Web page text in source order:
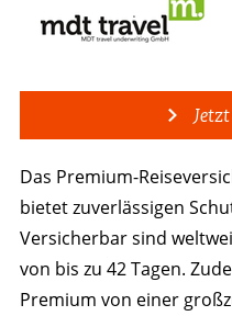
Das Premium-
bietet zuverlässigen
Versicherbar sind
von bis zu 42 Tagen.
Premium von einer